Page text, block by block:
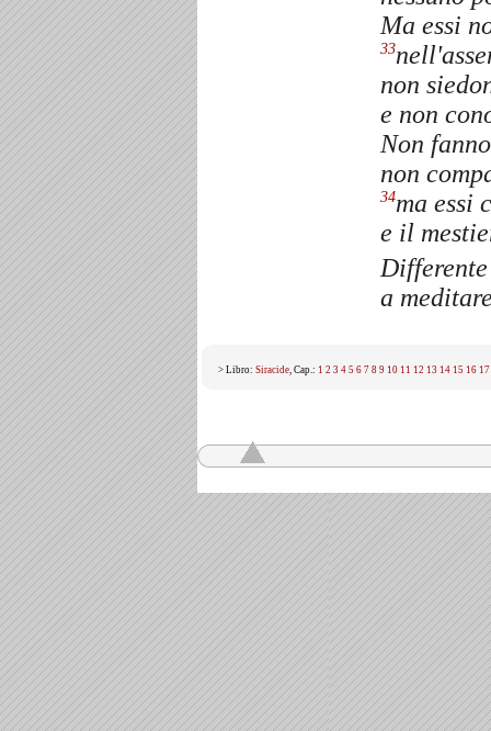
Ma essi
33
non
e non
Non
non
34ma essi
e il
a
> Libro: Siracide, Cap.: 1 2 3 4 5 6 7 8 9 10 11 12 13 14 15 16 17